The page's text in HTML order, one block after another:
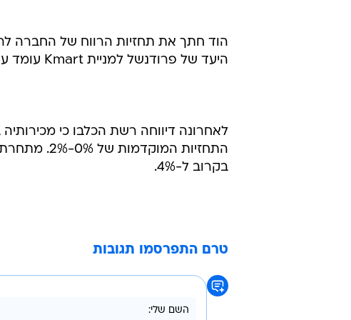
היעד של פרודנשל למניית Kmart עומד עתה על 4 דולר (המנייה נסחרת כעת קרוב ל-4.7 דולר).
לאחרונה דיווחה רשת הכלבו כי
בקרוב ל-4%.
טרם התפרסמו תגובות